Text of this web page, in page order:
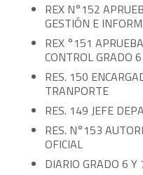
REX N°152
GESTIÓN E
REX °151
CONTROL GRADO 6
RES. 150
TRANPORTE
RES. 149 JEFE
RES. N°153
OFICIAL
DIARIO GRADO 6 Y